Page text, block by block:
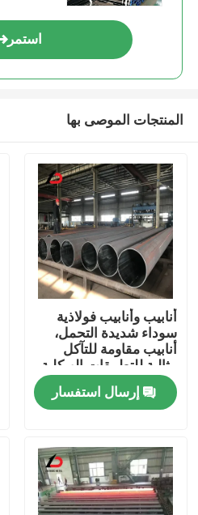
المنزل
المنتجات
فيديوهات
استمر
المنتجات الموصى بها
أنابيب وأنابيب فولاذية
سوداء شديدة التحمل،
أنابيب مقاومة للتآكل
مثالية للتطبيقات الهيكلية
وخطوط الأنابيب والبناء
إرسال استفسار